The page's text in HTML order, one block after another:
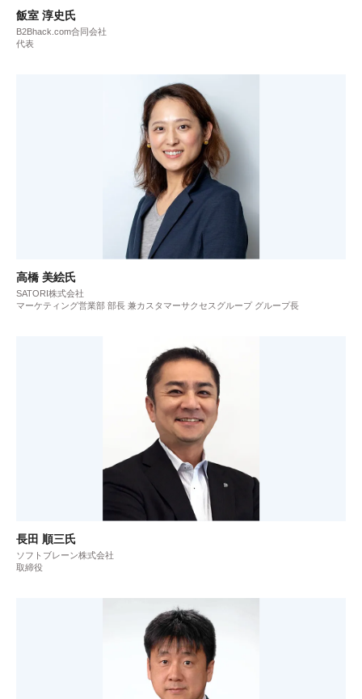
飯室 淳史氏
B2Bhack.com合同会社
代表
高橋 美絵氏
SATORI株式会社
マーケティング営業部 部長 兼カスタマーサクセスグループ グループ長
長田 順三氏
ソフトブレーン株式会社
取締役